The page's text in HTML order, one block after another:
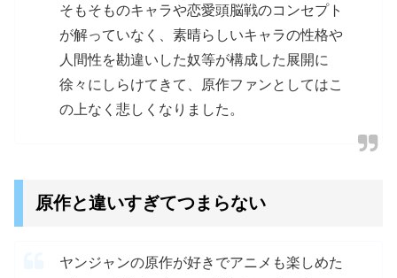
そもそものキャラや恋愛頭脳戦のコンセプト
が解っていなく、素晴らしいキャラの性格や
人間性を勘違いした奴等が構成した展開に
徐々にしらけてきて、原作ファンとしてはこ
の上なく悲しくなりました。
原作と違いすぎてつまらない
ヤンジャンの原作が好きでアニメも楽しめた